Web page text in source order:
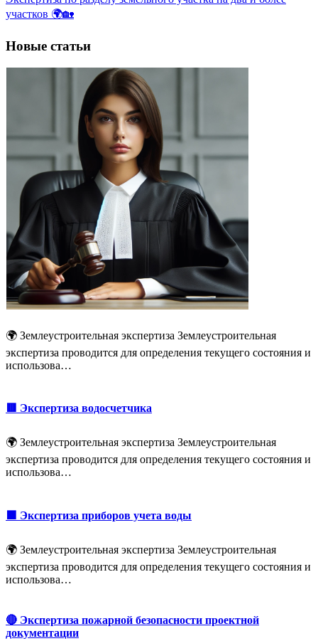
участков 🌍🏡
Новые статьи
🌍 Землеустроительная экспертиза Землеустроительная
экспертиза проводится для определения текущего состояния и
использова…
🟥 Экспертиза водосчетчика
🌍 Землеустроительная экспертиза Землеустроительная
экспертиза проводится для определения текущего состояния и
использова…
🟩 Экспертиза приборов учета воды
🌍 Землеустроительная экспертиза Землеустроительная
экспертиза проводится для определения текущего состояния и
использова…
🔴 Экспертиза пожарной безопасности проектной
документации